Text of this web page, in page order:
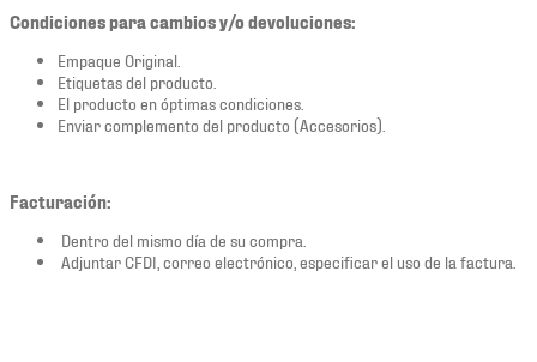
Condiciones para cambios y/o devoluciones:
Empaque Original.
Etiquetas del producto.
El producto en óptimas condiciones.
Enviar complemento del producto (Accesorios).
Facturación:
Dentro del mismo día de su compra.
Adjuntar CFDI, correo electrónico, especificar el uso de la factura.